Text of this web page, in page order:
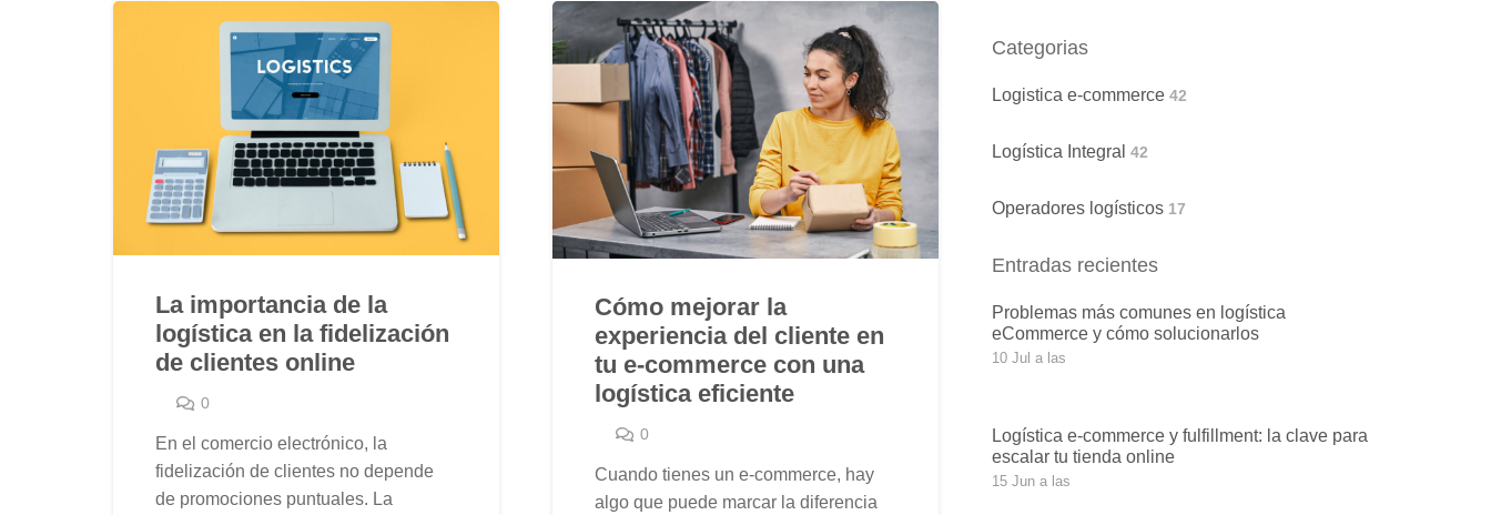
La importancia de la
logística en la fidelización
de clientes online
0
En el comercio electrónico, la
fidelización de clientes no depende
de promociones puntuales. La
Cómo mejorar la
experiencia del cliente en
tu e-commerce con una
logística eficiente
0
Cuando tienes un e-commerce, hay
algo que puede marcar la diferencia
Categorias
Logistica e-commerce 42
Logística Integral 42
Operadores logísticos 17
Entradas recientes
Problemas más comunes en logística
eCommerce y cómo solucionarlos
10 Jul a las
Logística e-commerce y fulfillment: la clave para
escalar tu tienda online
15 Jun a las